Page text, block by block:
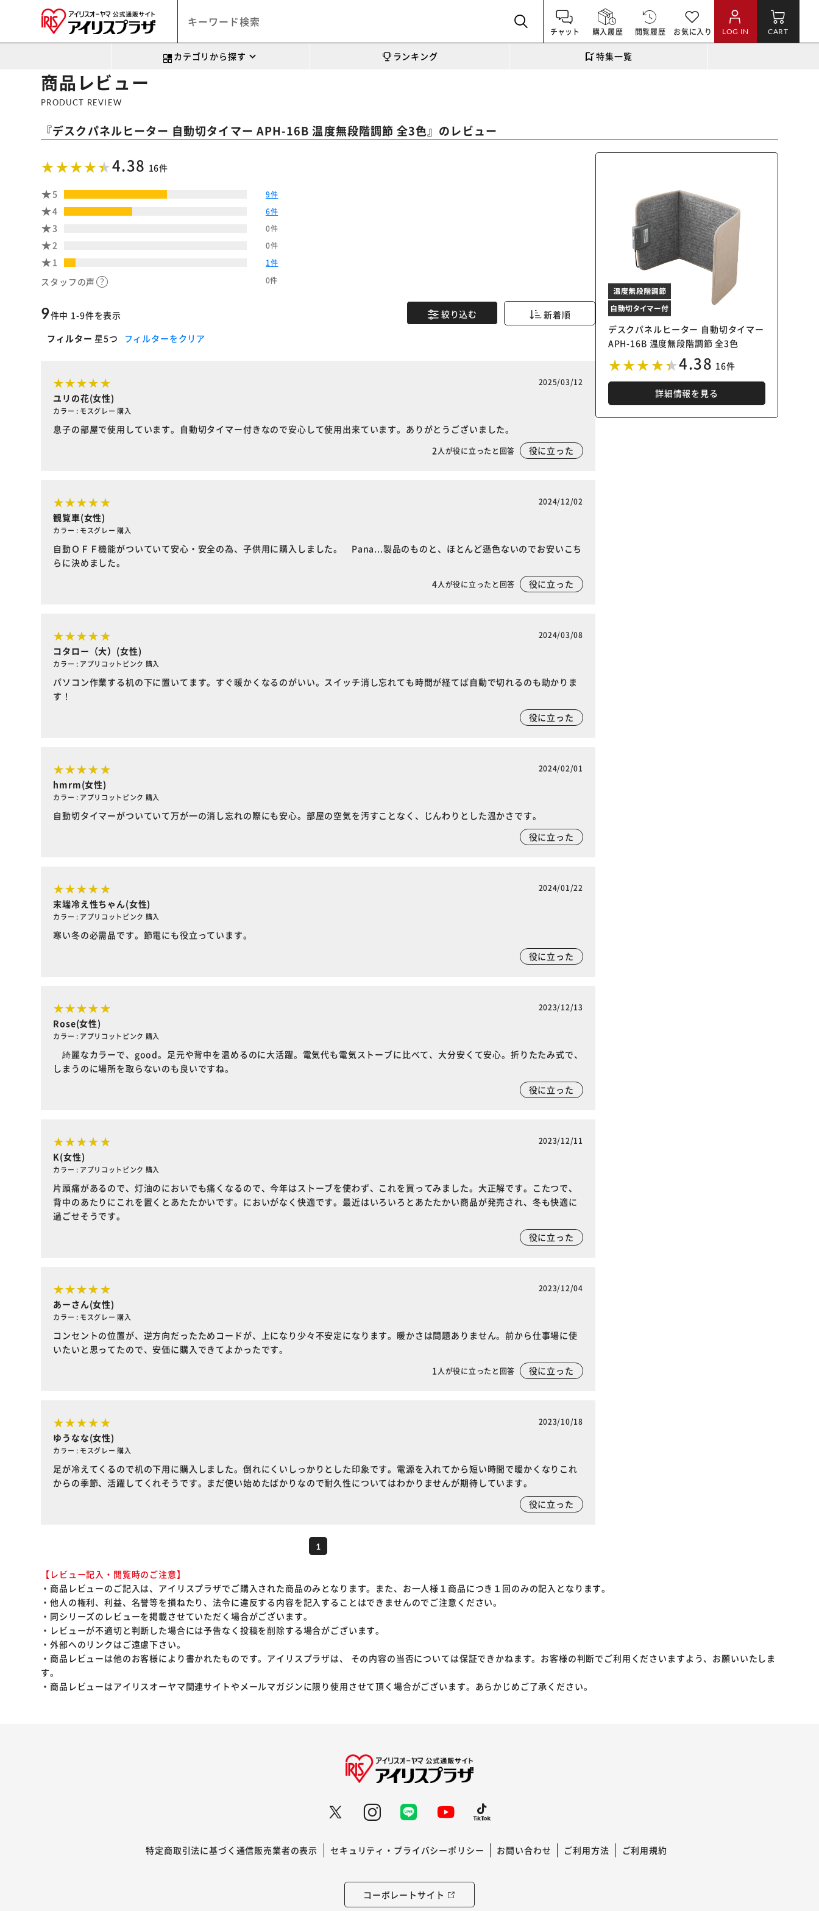
チャット 購入履歴 閲覧履歴 お気に入り LOG IN CART
カテゴリから探す ランキング 特集一覧
商品レビュー
PRODUCT REVIEW
『デスクパネルヒーター 自動切タイマー APH-16B 温度無段階調節 全3色』のレビュー
デスクパネルヒーター 自動切タイマー
APH-16B 温度無段階調節 全3色
4.38 16件
詳細情報を見る
4.38 16件
5 9件
4 6件
3 0件
2 0件
1 1件
スタッフの声 0件
絞り込む 新着順
9件中 1-9件を表示
フィルター 星5つ フィルターをクリア
2025/03/12
ユリの花(女性)
カラー : モスグレー 購入
息子の部屋で使用しています。自動切タイマー付きなので安心して使用出来ています。ありがとうございました。
2人が役に立ったと回答 役に立った
2024/12/02
観覧車(女性)
カラー : モスグレー 購入
自動ＯＦＦ機能がついていて安心・安全の為、子供用に購入しました。 Pana...製品のものと、ほとんど遜色ないのでお安いこち
らに決めました。
4人が役に立ったと回答 役に立った
2024/03/08
コタロー（大）(女性)
カラー : アプリコットピンク 購入
パソコン作業する机の下に置いてます。すぐ暖かくなるのがいい。スイッチ消し忘れても時間が経てば自動で切れるのも助かりま
す！
役に立った
2024/02/01
hmrm(女性)
カラー : アプリコットピンク 購入
自動切タイマーがついていて万が一の消し忘れの際にも安心。部屋の空気を汚すことなく、じんわりとした温かさです。
役に立った
2024/01/22
末端冷え性ちゃん(女性)
カラー : アプリコットピンク 購入
寒い冬の必需品です。節電にも役立っています。
役に立った
2023/12/13
Rose(女性)
カラー : アプリコットピンク 購入
綺麗なカラーで、good。足元や背中を温めるのに大活躍。電気代も電気ストーブに比べて、大分安くて安心。折りたたみ式で、
しまうのに場所を取らないのも良いですね。
役に立った
2023/12/11
K(女性)
カラー : アプリコットピンク 購入
片頭痛があるので、灯油のにおいでも痛くなるので、今年はストーブを使わず、これを買ってみました。大正解です。こたつで、
背中のあたりにこれを置くとあたたかいです。においがなく快適です。最近はいろいろとあたたかい商品が発売され、冬も快適に
過ごせそうです。
役に立った
2023/12/04
あーさん(女性)
カラー : モスグレー 購入
コンセントの位置が、逆方向だったためコードが、上になり少々不安定になります。暖かさは問題ありません。前から仕事場に使
いたいと思ってたので、安価に購入できてよかったです。
1 人が役に立ったと回答 役に立った
2023/10/18
ゆうなな(女性)
カラー : モスグレー 購入
足が冷えてくるので机の下用に購入しました。倒れにくいしっかりとした印象です。電源を入れてから短い時間で暖かくなりこれ
からの季節、活躍してくれそうです。まだ使い始めたばかりなので耐久性についてはわかりませんが期待しています。
役に立った
1
【レビュー記入・閲覧時のご注意】
・商品レビューのご記入は、アイリスプラザでご購入された商品のみとなります。また、お一人様１商品につき１回のみの記入となります。
・他人の権利、利益、名誉等を損ねたり、法令に違反する内容を記入することはできませんのでご注意ください。
・同シリーズのレビューを掲載させていただく場合がございます。
・レビューが不適切と判断した場合には予告なく投稿を削除する場合がございます。
・外部へのリンクはご遠慮下さい。
・商品レビューは他のお客様により書かれたものです。アイリスプラザは、 その内容の当否については保証できかねます。お客様の判断でご利用くださいますよう、お願いいたしま
す。
・商品レビューはアイリスオーヤマ関連サイトやメールマガジンに限り使用させて頂く場合がございます。あらかじめご了承ください。
特定商取引法に基づく通信販売業者の表示 セキュリティ・プライバシーポリシー お問い合わせ ご利用方法 ご利用規約
コーポレートサイト